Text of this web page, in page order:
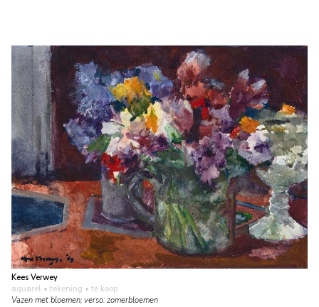
Kees Verwey
aquarel • tekening • te koop
Vazen met bloemen; verso: zomerbloemen